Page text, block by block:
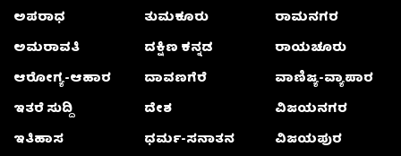
ಅಪರಾಧ
ಅಮರಾವತಿ
ಆರೋಗ್ಯ-ಆಹಾರ
ಇತರೆ ಸುದ್ದಿ
ಇತಿಹಾಸ
ತುಮಕೂರು
ದಕ್ಷಿಣ ಕನ್ನಡ
ದಾವಣಗೆರೆ
ದೇಶ
ಧರ್ಮ-ಸನಾತನ
ರಾಮನಗರ
ರಾಯಚೂರು
ವಾಣಿಜ್ಯ-ವ್ಯಾಪಾರ
ವಿಜಯನಗರ
ವಿಜಯಪುರ